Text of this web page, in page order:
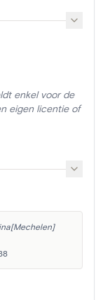
enkel voor de
eigen licentie of